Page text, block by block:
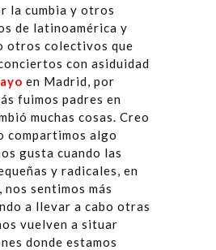
la cumbia y otros
de latinoamérica y
otros colectivos que
con asiduidad
en Madrid, por
fuimos padres en
muchas cosas. Creo
compartimos algo
gusta cuando las
y radicales, en
sentimos más
a llevar a cabo otras
vuelven a situar
donde estamos